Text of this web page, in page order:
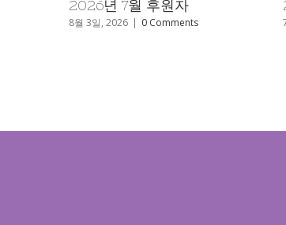
7월 9일, 2026 | 0 Comments